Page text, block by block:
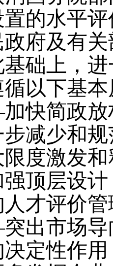
的水平
府及有
础上，
循以下基
简政放权
减少和
度激发
强顶层设
人才评价
市场导向
定性作